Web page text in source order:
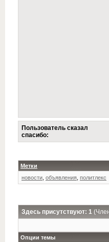
Пользователь сказал
cпасибо:
Метки
новости объявления политлекс
Здесь присутствуют: 1
Опции темы